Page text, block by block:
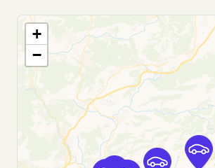
953 AVENUE ALFRED DECUGIS
HYERES, 83400
Voir l'agence
Free2move Rent - AZUR AUTO -
109 AVENUE ALPHONSE DENIS
HYERES, 83400
+
−